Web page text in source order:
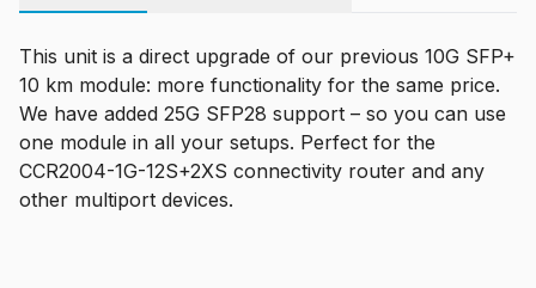
This unit is a direct upgrade of our previous 10G SFP+
10 km module: more functionality for the same price.
We have added 25G SFP28 support – so you can use
one module in all your setups. Perfect for the
CCR2004-1G-12S+2XS connectivity router and any
other multiport devices.